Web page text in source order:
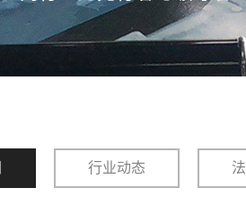
行业动态